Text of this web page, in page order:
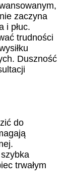
zaczyna
i płuc.
trudności
Duszność
do
trwałym